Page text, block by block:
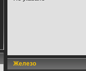
Железо